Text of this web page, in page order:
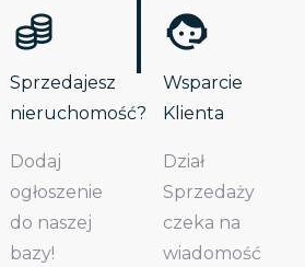
Sprzedajesz
nieruchomość?
Dodaj
ogłoszenie
do naszej
bazy!
Wsparcie
Klienta
Dział
Sprzedaży
czeka na
wiadomość